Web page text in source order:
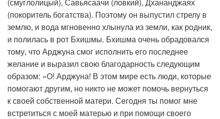
(покоритель богатства). Поэтому он выпустил стрелу в
землю, и вода мгновенно хлынула из земли, как родник,
и полилась в рот Бхишмы. Бхишма очень обрадовался
тому, что Арджуна смог исполнить его последнее
желание и выразил свою благодарность следующим
образом: «О! Арджуна! В этом мире есть люди, которые
помогают другим, но никто не может помочь вернуться
к своей собственной матери. Сегодня ты помог мне
встретиться с моей матерью и при помощи своего